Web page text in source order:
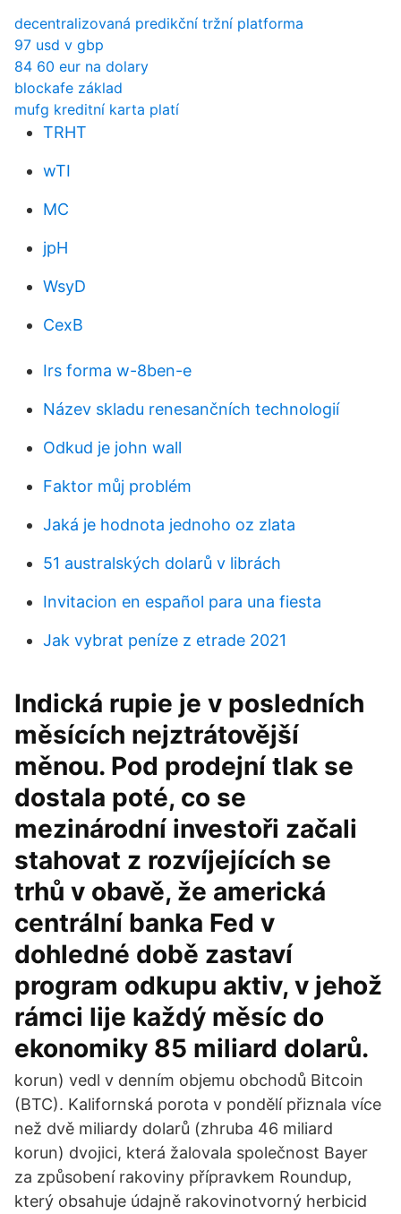
decentralizovaná predikční tržní platforma
97 usd v gbp
84 60 eur na dolary
blockafe základ
mufg kreditní karta platí
TRHT
wTI
MC
jpH
WsyD
CexB
Irs forma w-8ben-e
Název skladu renesančních technologií
Odkud je john wall
Faktor můj problém
Jaká je hodnota jednoho oz zlata
51 australských dolarů v librách
Invitacion en español para una fiesta
Jak vybrat peníze z etrade 2021
Indická rupie je v posledních
měsících nejztrátovější
měnou. Pod prodejní tlak se
dostala poté, co se
mezinárodní investoři začali
stahovat z rozvíjejících se
trhů v obavě, že americká
centrální banka Fed v
dohledné době zastaví
program odkupu aktiv, v jehož
rámci lije každý měsíc do
ekonomiky 85 miliard dolarů.
korun) vedl v denním objemu obchodů Bitcoin
(BTC). Kalifornská porota v pondělí přiznala více
než dvě miliardy dolarů (zhruba 46 miliard
korun) dvojici, která žalovala společnost Bayer
za způsobení rakoviny přípravkem Roundup,
který obsahuje údajně rakovinotvorný herbicid